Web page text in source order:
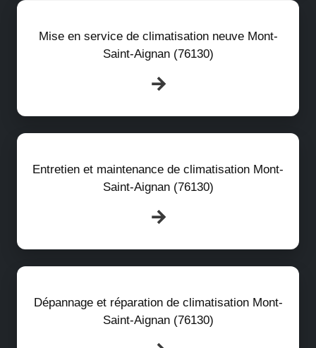
Mise en service de climatisation neuve Mont-
Saint-Aignan (76130)
Entretien et maintenance de climatisation Mont-
Saint-Aignan (76130)
Dépannage et réparation de climatisation Mont-
Saint-Aignan (76130)